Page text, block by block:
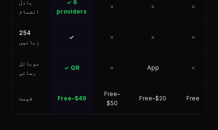
بادل
انضمام
✓ 6
providers
✗ ✗ ✗
254
زبانیں
✓ ✗ ✗ ✗
موبائل
رسائی
✓ QR ✗ App ✗
قیمت Free–$49
Free–
$50
Free–$20 Free